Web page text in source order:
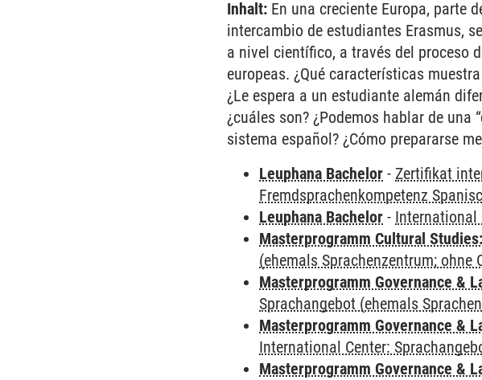
Inhalt: En una creciente Europa, parte
intercambio de estudiantes Erasmus,
a nivel científico, a través del proceso
europeas. ¿Qué características
¿Le espera a un estudiante alemán
¿cuáles son? ¿Podemos hablar de una
sistema español? ¿Cómo prepararse
Leuphana Bachelor - Zertifikat
Fremdsprachenkompetenz
Leuphana Bachelor - International
Masterprogramm Cultural
(ehemals Sprachenzentrum; ohne
Masterprogramm Governance &
Sprachangebot (ehemals
Masterprogramm Governance &
International Center:
Masterprogramm Governance &